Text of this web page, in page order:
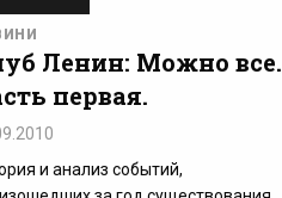
Ленин: Можно все.
первая.
и анализ событий,